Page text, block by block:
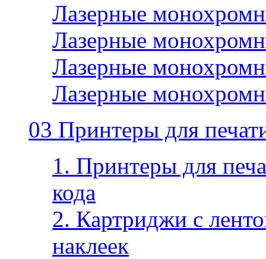
Лазерные
Лазерные
Лазерные
Лазерные
03 Принтеры для
1. Принтеры для
кода
2. Картриджи с
наклеек